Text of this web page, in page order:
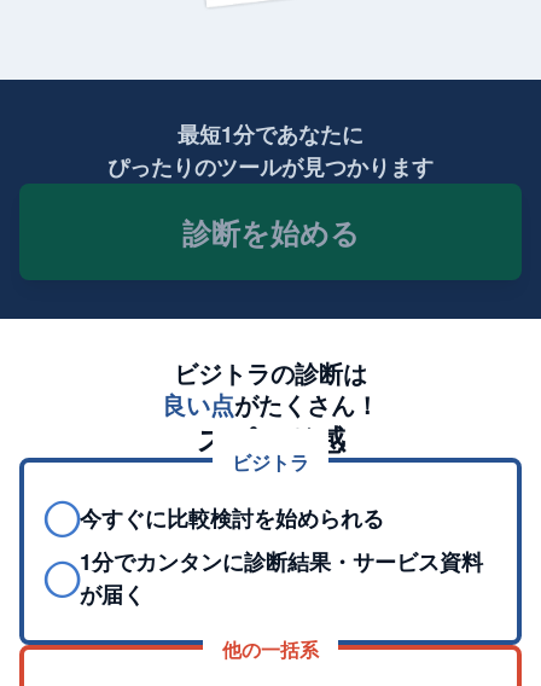
最短1分であなたに
ぴったりのツールが見つかります
診断を始める
ビジトラの診断は
良い点がたくさん！
スピード感
ビジトラ
◯今すぐに比較検討を始められる
◯1分でカンタンに診断結果・サービス資料
が届く
他の一括系